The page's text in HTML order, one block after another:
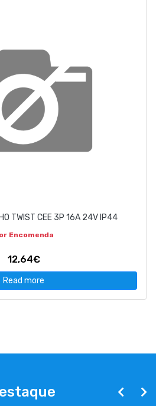
TWIST CEE 3P 16A 24V IP44
Encomenda
12,64€
Read more